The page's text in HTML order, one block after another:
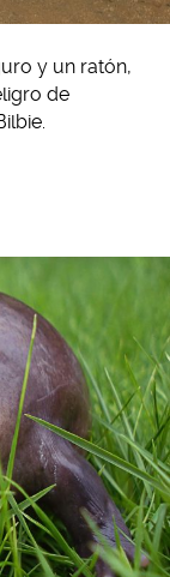
y un ratón,
de